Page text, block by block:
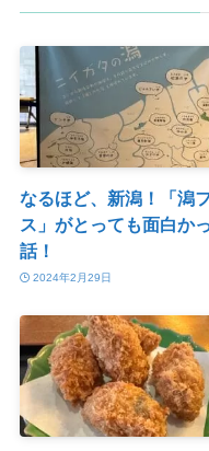
なるほど、新潟！「潟
ス」がとっても面白か
話！
2024年2月29日